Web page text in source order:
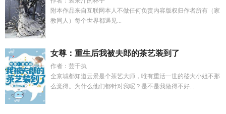
附本作品来自互联网本人不做任何负责内容版权归作者所有（家
教同人）每个世界都遇见...
女尊：重生后我被夫郎的茶艺装到了
作者：芸千执
全京城都知道云景是个茶艺大师，唯有重活一世的嵇大小姐不那
么觉得。为什么他们都针对我呢？是不是我做得不好...